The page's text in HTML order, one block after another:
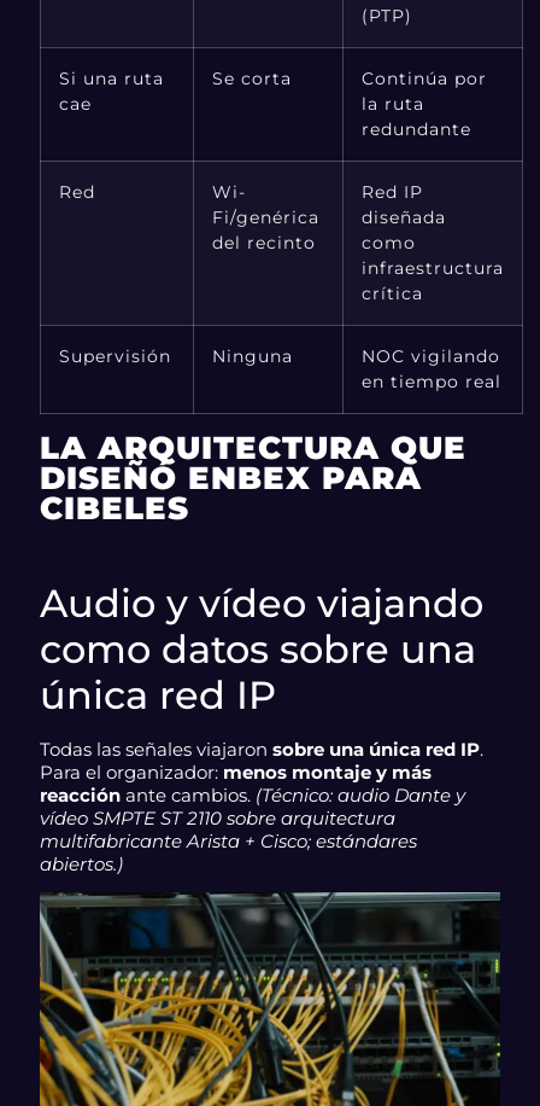
(PTP)
Si una ruta
cae
Se corta
Continúa por
la ruta
redundante
Red
Wi-
Fi/genérica
del recinto
Red IP
diseñada
como
infraestructura
crítica
Supervisión Ninguna
NOC vigilando
en tiempo real
LA ARQUITECTURA QUE
DISEÑÓ ENBEX PARA
CIBELES
Audio y vídeo viajando
como datos sobre una
única red IP
Todas las señales viajaronsobre una única red IP.
Para el organizador: menos montaje y más
reacción ante cambios. (Técnico: audio Dante y
vídeo SMPTE ST 2110 sobre arquitectura
multifabricante Arista + Cisco; estándares
abiertos.)